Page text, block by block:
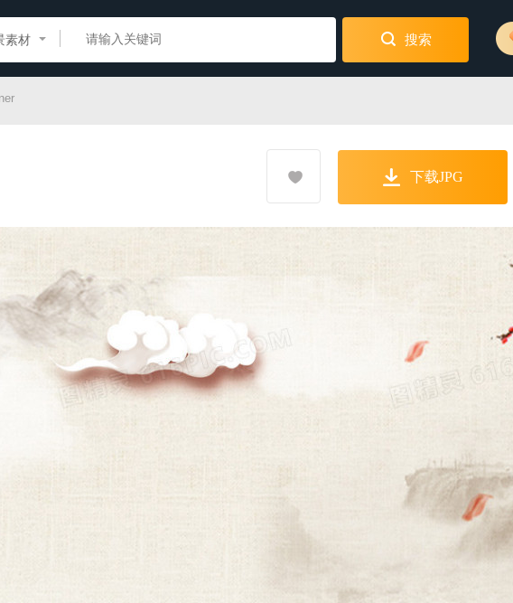
素材 搜索
下载JPG